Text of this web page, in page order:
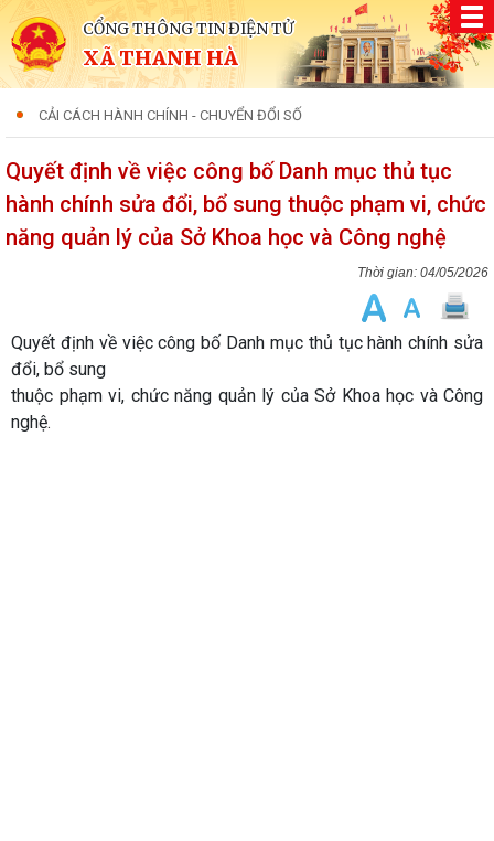
CỔNG THÔNG TIN ĐIỆN TỬ
XÃ THANH HÀ
CẢI CÁCH HÀNH CHÍNH - CHUYỂN ĐỔI SỐ
Quyết định về việc công bố Danh mục thủ tục
hành chính sửa đổi, bổ sung thuộc phạm vi, chức
năng quản lý của Sở Khoa học và Công nghệ
04/05/2026
Quyết định về việc công bố Danh mục thủ tục hành chính sửa
đổi, bổ sung
thuộc phạm vi, chức năng quản lý của Sở Khoa học và Công
nghệ.